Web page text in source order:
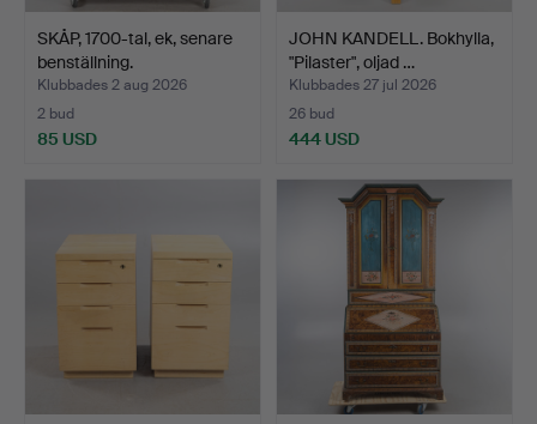
SKÅP, 1700-tal, ek, senare
benställning.
Klubbades 2 aug 2026
2 bud
85 USD
JOHN KANDELL. Bokhylla,
"Pilaster", oljad …
Klubbades 27 jul 2026
26 bud
444 USD